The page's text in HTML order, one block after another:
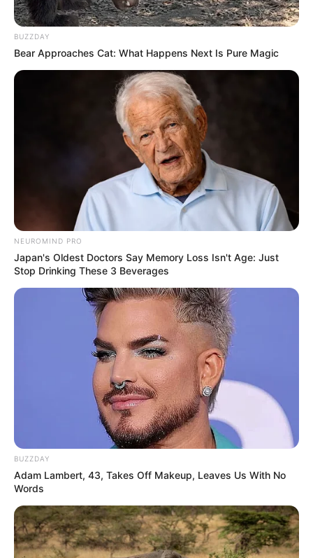
BUZZDAY
Bear Approaches Cat: What Happens Next Is Pure Magic
NEUROMIND PRO
Japan's Oldest Doctors Say Memory Loss Isn't Age: Just
Stop Drinking These 3 Beverages
BUZZDAY
Adam Lambert, 43, Takes Off Makeup, Leaves Us With No
Words